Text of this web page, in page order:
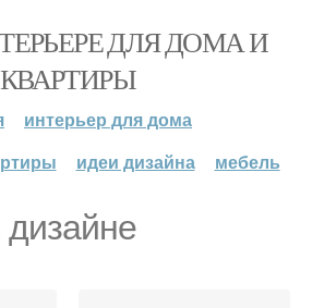
ДЛЯ ДОМА И
КВАРТИРЫ
интерьер для дома
идеи дизайна мебель